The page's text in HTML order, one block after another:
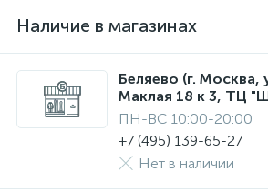
Наличие в магазинах
Беляево (г. Москва,
Маклая 18 к 3, ТЦ
ПН-ВС 10:00-20:00
+7 (495) 139-65-27
Нет в наличии